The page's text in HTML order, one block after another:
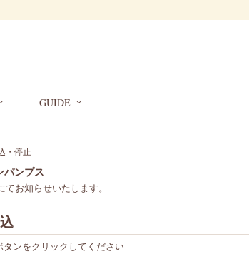
GUIDE
・停止
パンプス
お知らせいたします。
ンをクリックしてください